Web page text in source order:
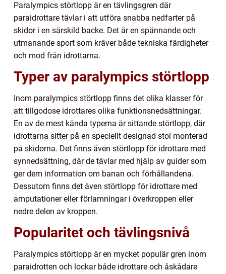
Paralympics störtlopp är en tävlingsgren där
paraidrottare tävlar i att utföra snabba nedfarter på
skidor i en särskild backe. Det är en spännande och
utmanande sport som kräver både tekniska färdigheter
och mod från idrottarna.
Typer av paralympics störtlopp
Inom paralympics störtlopp finns det olika klasser för
att tillgodose idrottares olika funktionsnedsättningar.
En av de mest kända typerna är sittande störtlopp, där
idrottarna sitter på en speciellt designad stol monterad
på skidorna. Det finns även störtlopp för idrottare med
synnedsättning, där de tävlar med hjälp av guider som
ger dem information om banan och förhållandena.
Dessutom finns det även störtlopp för idrottare med
amputationer eller förlamningar i överkroppen eller
nedre delen av kroppen.
Popularitet och tävlingsnivå
Paralympics störtlopp är en mycket populär gren inom
paraidrotten och lockar både idrottare och åskådare